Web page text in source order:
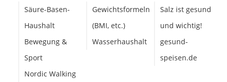
Säure-Basen-
Haushalt
Bewegung &
Sport
Nordic Walking
Gewichtsformeln
(BMI, etc.)
Wasserhaushalt
Salz ist gesund
und wichtig!
gesund-
speisen.de